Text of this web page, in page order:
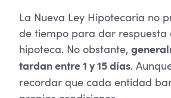
La Nueva Ley Hipotecaria no
de tiempo para dar respuesta
hipoteca. No obstante,
tardan entre 1 y 15 días.
recordar que cada entidad